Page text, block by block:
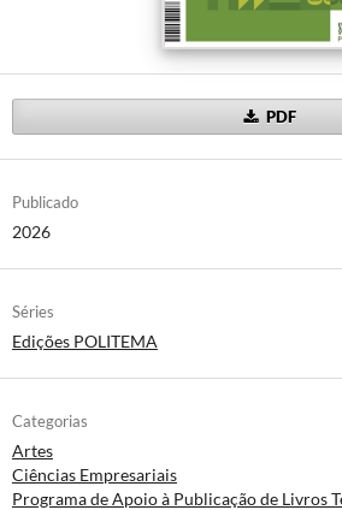
PDF
Publicado
2026
Séries
Edições POLITEMA
Categorias
Artes
Ciências Empresariais
Programa de Apoio à Publicação de Livros